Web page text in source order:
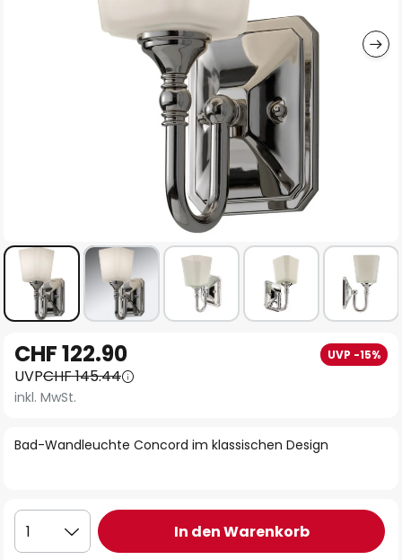
Anfang
der
Bildgalerie
Bad-Wandleuchte Concord im klassischen Design
CHF 122.90 UVP -15%
UVPCHF 145.44
inkl. MwSt.
1 In den Warenkorb